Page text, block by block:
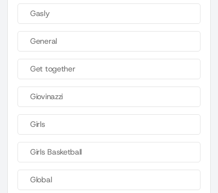
Gasly
General
Get together
Giovinazzi
Girls
Girls Basketball
Global